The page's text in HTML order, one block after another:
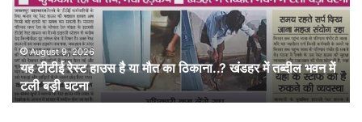
या
मौत
का
ठिकाना..?
खंडहर
में
August 9, 2026
यह टीटीई रेस्ट हाउस है या मौत का ठिकाना..? खंडहर में तब्दील भवन में
टली बड़ी घटना